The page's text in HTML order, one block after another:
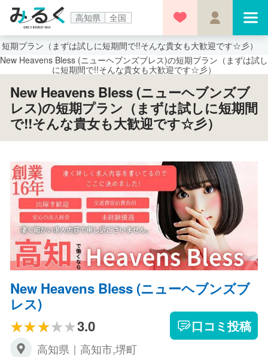
高知県 全国
短期プラン（まずは試しに短期間で!!そんな貴女も大歓迎です☆彡）
New Heavens Bless (ニューヘブンズブレス)の短期プラン（まずは試し
に短期間で!!そんな貴女も大歓迎です☆彡）
New Heavens Bless (ニューヘブンズブ
レス)の短期プラン（まずは試しに短期間
で!!そんな貴女も大歓迎です☆彡）
New Heavens Bless (ニューヘブンズブ
レス)
3.0
口コミ投稿
高知県｜高知市,堺町